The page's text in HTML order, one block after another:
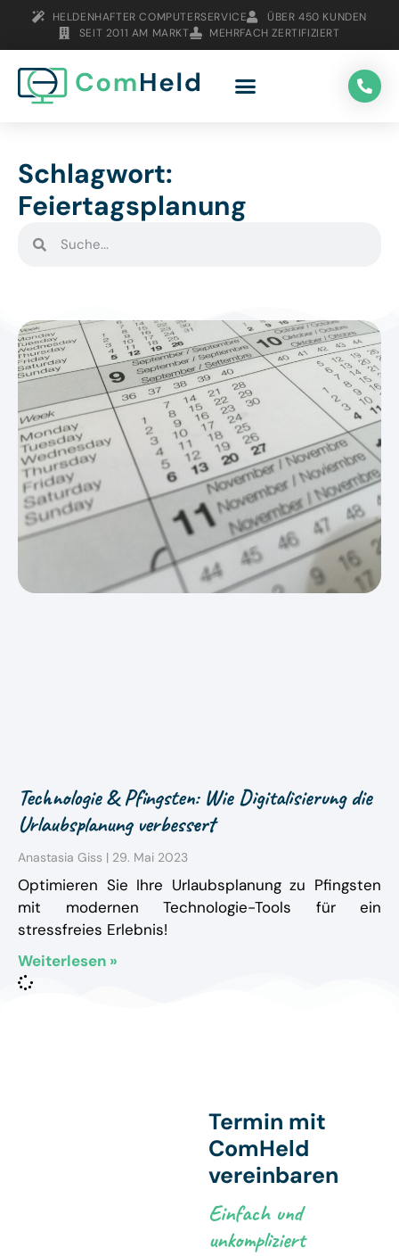
HELDENHAFTER COMPUTERSERVICE
ÜBER 450 KUNDEN
SEIT 2011 AM MARKT
MEHRFACH ZERTIFIZIERT
Schlagwort:
Feiertagsplanung
Technologie & Pfingsten: Wie Digitalisierung die
Urlaubsplanung verbessert
Anastasia Giss 29. Mai 2023
Optimieren Sie Ihre Urlaubsplanung zu Pfingsten
mit modernen Technologie-Tools für ein
stressfreies Erlebnis!
Weiterlesen »
Termin mit
ComHeld
vereinbaren
Einfach und
unkompliziert